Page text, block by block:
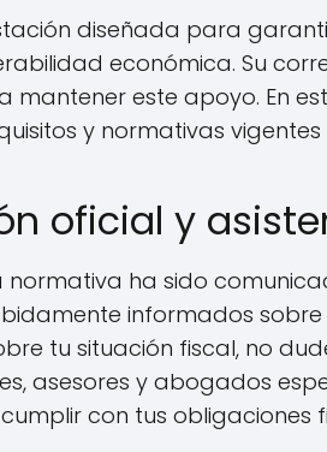
diseñada para
económica. Su
mantener este apoyo. En
y normativas
oficial y
normativa ha sido
informados
tu situación fiscal, no
asesores y abogados
con tus obligaciones